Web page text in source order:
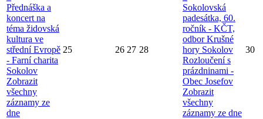
Přednáška a
koncert na
téma židovská
kultura ve
střední Evropě
- Farní charita
Sokolov
Zobrazit
všechny
záznamy ze
dne
25 26 27 28
Sokolovská
padesátka, 60.
ročník - KČT,
odbor Krušné
hory Sokolov
Rozloučení s
prázdninami -
Obec Josefov
Zobrazit
všechny
záznamy ze dne
30